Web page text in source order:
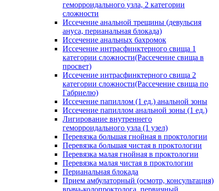
геморроидального узла, 2 категории
сложности
Иссечение анальной трещины (девульсия
ануса, перианальная блокада)
Иссечение анальных бахромок
Иссечение интрасфинктерного свища 1
категории сложности(Рассечение свища в
просвет)
Иссечение интрасфинктерного свища 2
категории сложности(Рассечение свища по
Габриелю)
Иссечение папиллом (1 ед.) анальной зоны
Иссечение папиллом анальной зоны (1 ед.)
Лигирование внутреннего
геморроидального узла (1 узел)
Перевязка большая гнойная в проктологии
Перевязка большая чистая в проктологии
Перевязка малая гнойная в проктологии
Перевязка малая чистая в проктологии
Перианальная блокада
Прием амбулаторный (осмотр, консультация)
врача-колопроктолога, первичный